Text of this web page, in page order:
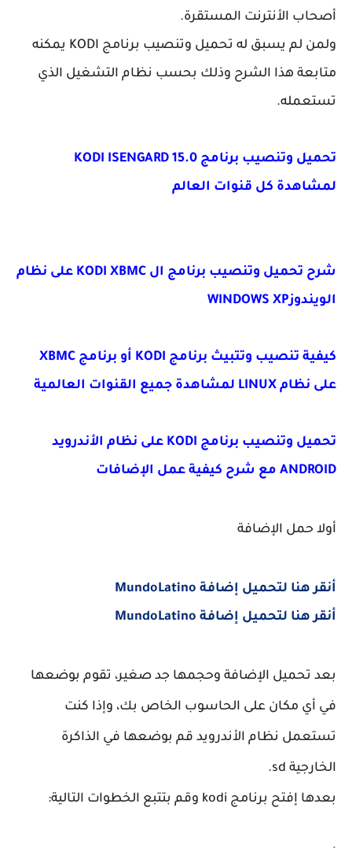
أصحاب الأنترنت المستقرة.
ولمن لم يسبق له تحميل وتنصيب برنامج KODI يمكنه
متابعة هذا الشرح وذلك بحسب نظام التشغيل الذي
تستعمله.
تحميل وتنصيب برنامج KODI ISENGARD 15.0
لمشاهدة كل قنوات العالم
شرح تحميل وتنصيب برنامج ال KODI XBMC على نظام
الويندوزWINDOWS XP
كيفية تنصيب وتتبيث برنامج KODI أو برنامج XBMC
على نظام LINUX لمشاهدة جميع القنوات العالمية
تحميل وتنصيب برنامج KODI على نظام الأندرويد
ANDROID مع شرح كيفية عمل الإضافات
أولا حمل الإضافة
أنقر هنا لتحميل إضافة MundoLatino
أنقر هنا لتحميل إضافة MundoLatino
بعد تحميل الإضافة وحجمها جد صغير، تقوم بوضعها
في أي مكان على الحاسوب الخاص بك، وإذا كنت
تستعمل نظام الأندرويد قم بوضعها في الذاكرة
الخارجية sd.
بعدها إفتح برنامج kodi وقم بتتبع الخطوات التالية: